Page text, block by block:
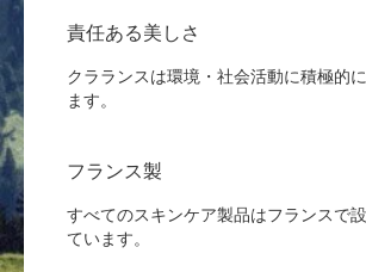
責任ある美しさ
クラランスは環境・社会活動に積極的
ます。
フランス製
すべてのスキンケア製品はフランスで
ています。